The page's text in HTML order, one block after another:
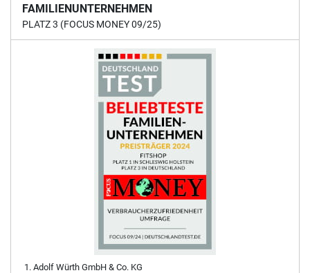
FAMILIENUNTERNEHMEN
PLATZ 3 (FOCUS MONEY 09/25)
Adolf Würth GmbH & Co. KG